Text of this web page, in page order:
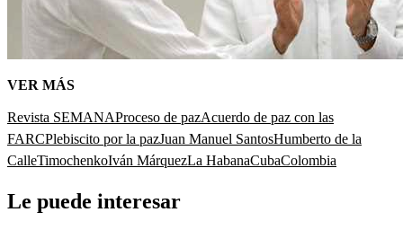
VER MÁS
Revista SEMANAProceso de pazAcuerdo de paz con las
FARCPlebiscito por la pazJuan Manuel SantosHumberto de la
CalleTimochenkoIván MárquezLa HabanaCubaColombia
Le puede interesar